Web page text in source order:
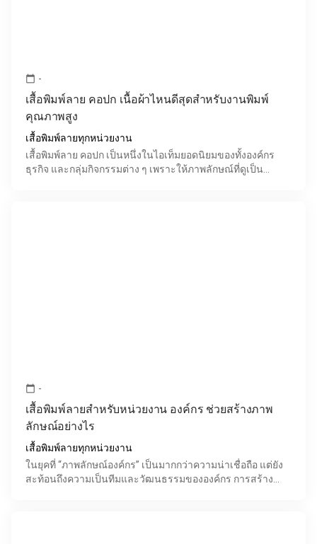
calendar_today -
เสื้อพิมพ์ลาย คอปก เนื้อผ้าไหนดีสุดสำหรับงานพิมพ์
คุณภาพสูง
เสื้อพิมพ์ลายทุกหน่วยงาน
เสื้อพิมพ์ลาย คอปก เป็นหนึ่งในไอเท็มยอดนิยมของทั้งองค์กร
ธุรกิจ และกลุ่มกิจกรรมต่าง ๆ เพราะให้ภาพลักษณ์ที่ดูเป็น
calendar_today -
เสื้อพิมพ์ลายสำหรับหน่วยงาน องค์กร ช่วยสร้างภาพ
ลักษณ์อย่างไร
เสื้อพิมพ์ลายทุกหน่วยงาน
ในยุคที่ “ภาพลักษณ์องค์กร” เป็นมากกว่าความน่าเชื่อถือ แต่ยัง
สะท้อนถึงความเป็นทีมและวัฒนธรรมขององค์กร การสร้าง